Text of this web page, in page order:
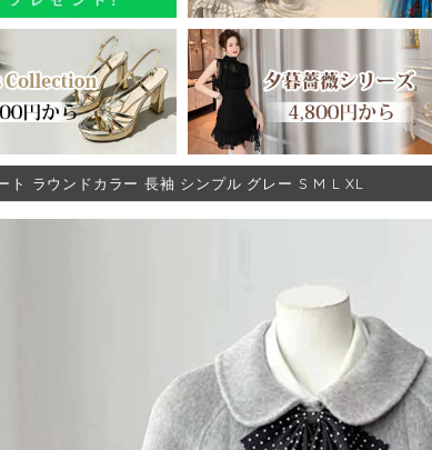
ト ラウンドカラー 長袖 シンプル グレー S M L XL